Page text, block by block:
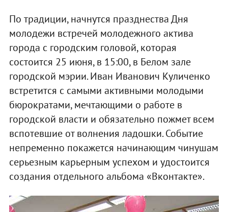
По традиции, начнутся празднества Дня
молодежи встречей молодежного актива
города с городским головой, которая
состоится 25 июня, в 15:00, в Белом зале
городской мэрии. Иван Иванович Куличенко
встретится с самыми активными молодыми
бюрократами, мечтающими о работе в
городской власти и обязательно пожмет всем
вспотевшие от волнения ладошки. Событие
непременно покажется начинающим чинушам
серьезным карьерным успехом и удостоится
создания отдельного альбома «Вконтакте».